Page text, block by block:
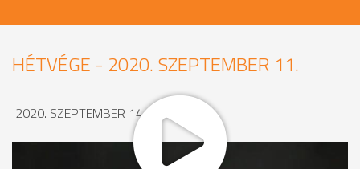
HÉTVÉGE - 2020. SZEPTEMBER 11.
2020. SZEPTEMBER 14., 10:30